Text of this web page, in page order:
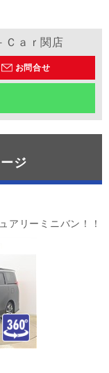
Ｃａｒ関店
お問合せ
ジ
アリーミニバン！！